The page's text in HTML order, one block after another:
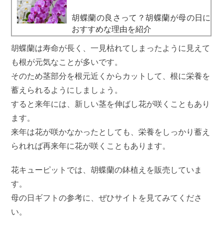
胡蝶蘭の良さって？胡蝶蘭が母の日に
おすすめな理由を紹介
胡蝶蘭は寿命が長く、一見枯れてしまったように見えて
も根が元気なことが多いです。
そのため茎部分を根元近くからカットして、根に栄養を
蓄えられるようにしましょう。
すると来年には、新しい茎を伸ばし花が咲くこともあり
ます。
来年は花が咲かなかったとしても、栄養をしっかり蓄え
られれば再来年に花が咲くこともあります。
花キューピットでは、胡蝶蘭の鉢植えを販売していま
す。
母の日ギフトの参考に、ぜひサイトを見てみてくださ
い。